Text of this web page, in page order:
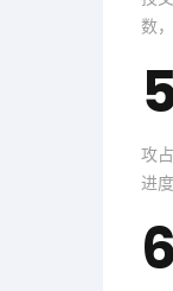
数
攻
进